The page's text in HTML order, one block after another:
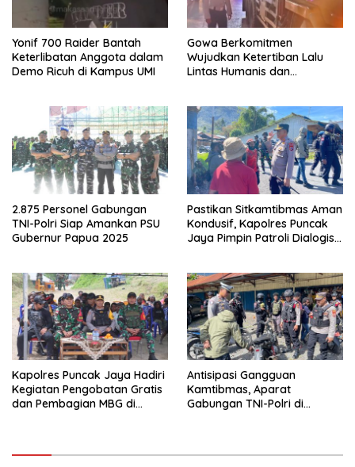
Yonif 700 Raider Bantah
Keterlibatan Anggota dalam
Demo Ricuh di Kampus UMI
Gowa Berkomitmen
Wujudkan Ketertiban Lalu
Lintas Humanis dan
2.875 Personel Gabungan
TNI-Polri Siap Amankan PSU
Gubernur Papua 2025
Pastikan Sitkamtibmas Aman
Kondusif, Kapolres Puncak
Jaya Pimpin Patroli Dialogis
Kapolres Puncak Jaya Hadiri
Kegiatan Pengobatan Gratis
dan Pembagian MBG di
Antisipasi Gangguan
Kamtibmas, Aparat
Gabungan TNI-Polri di